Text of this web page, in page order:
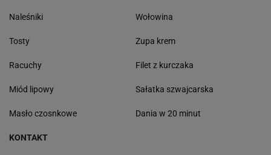
Naleśniki
Tosty
Racuchy
Miód lipowy
Masło czosnkowe
Wołowina
Zupa krem
Filet z kurczaka
Sałatka szwajcarska
Dania w 20 minut
KONTAKT